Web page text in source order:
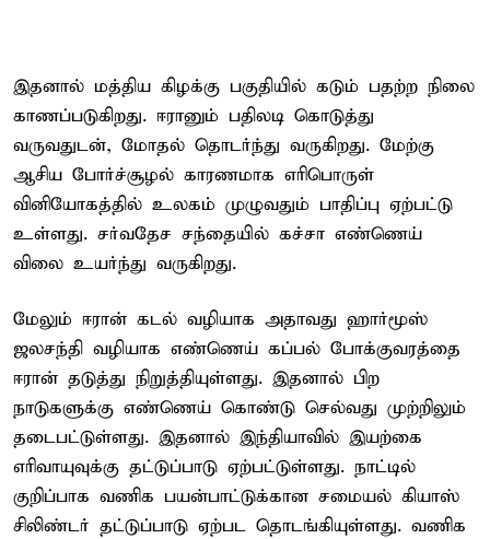
இதனால் மத்திய கிழக்கு பகுதியில் கடும் பதற்ற நிலை
காணப்படுகிறது. ஈரானும் பதிலடி கொடுத்து
வருவதுடன், மோதல் தொடர்ந்து வருகிறது. மேற்கு
ஆசிய போர்ச்சூழல் காரணமாக எரிபொருள்
வினியோகத்தில் உலகம் முழுவதும் பாதிப்பு ஏற்பட்டு
உள்ளது. சர்வதேச சந்தையில் கச்சா எண்ணெய்
விலை உயர்ந்து வருகிறது.
மேலும் ஈரான் கடல் வழியாக அதாவது ஹார்மூஸ்
ஜலசந்தி வழியாக எண்ணெய் கப்பல் போக்குவரத்தை
ஈரான் தடுத்து நிறுத்தியுள்ளது. இதனால் பிற
நாடுகளுக்கு எண்ணெய் கொண்டு செல்வது முற்றிலும்
தடைபட்டுள்ளது. இதனால் இந்தியாவில் இயற்கை
எரிவாயுவுக்கு தட்டுப்பாடு ஏற்பட்டுள்ளது. நாட்டில்
குறிப்பாக வணிக பயன்பாட்டுக்கான சமையல் கியாஸ்
சிலிண்டர் தட்டுப்பாடு ஏற்பட தொடங்கியுள்ளது. வணிக